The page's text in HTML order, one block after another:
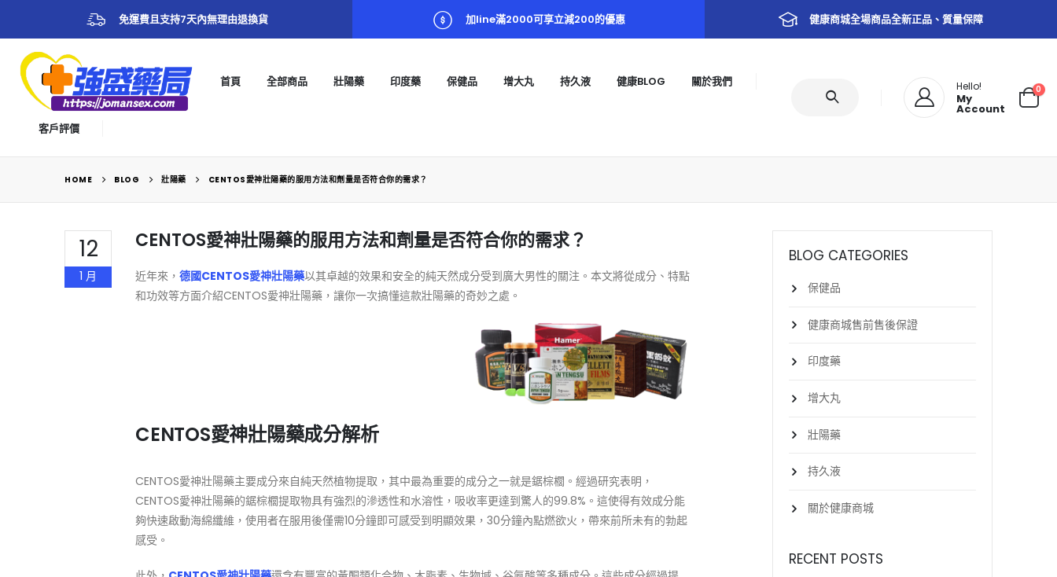
免運費且支持7天內無理由退換貨 加line滿2000可享立減200的優惠 健康商城全場商品全新正品、質量保障
首頁 全部商品 壯陽藥 印度藥 保健品 增大丸 持久液 健康BLOG 關於我們
客戶評價
Hello!
My
Account
0
HOME BLOG 壯陽藥 CENTOS愛神壯陽藥的服用方法和劑量是否符合你的需求？
12
1 月
CENTOS愛神壯陽藥的服用方法和劑量是否符合你的需求？
近年來， 德國CENTOS愛神壯陽藥以其卓越的效果和安全的純天然成分受到廣大男性的關注。本文將從成分、特點
和功效等方面介紹CENTOS愛神壯陽藥，讓你一次搞懂這款壯陽藥的奇妙之處。
CENTOS愛神壯陽藥成分解析
CENTOS愛神壯陽藥主要成分來自純天然植物提取，其中最為重要的成分之一就是鋸棕櫚。經過研究表明，
CENTOS愛神壯陽藥的鋸棕櫚提取物具有強烈的滲透性和水溶性，吸收率更達到驚人的99.8%。這使得有效成分能
夠快速啟動海綿纖維，使用者在服用後僅需10分鐘即可感受到明顯效果，30分鐘內點燃欲火，帶來前所未有的勃起
感受。
BLOG CATEGORIES
保健品
健康商城售前售後保證
印度藥
增大丸
壯陽藥
持久液
關於健康商城
RECENT POSTS